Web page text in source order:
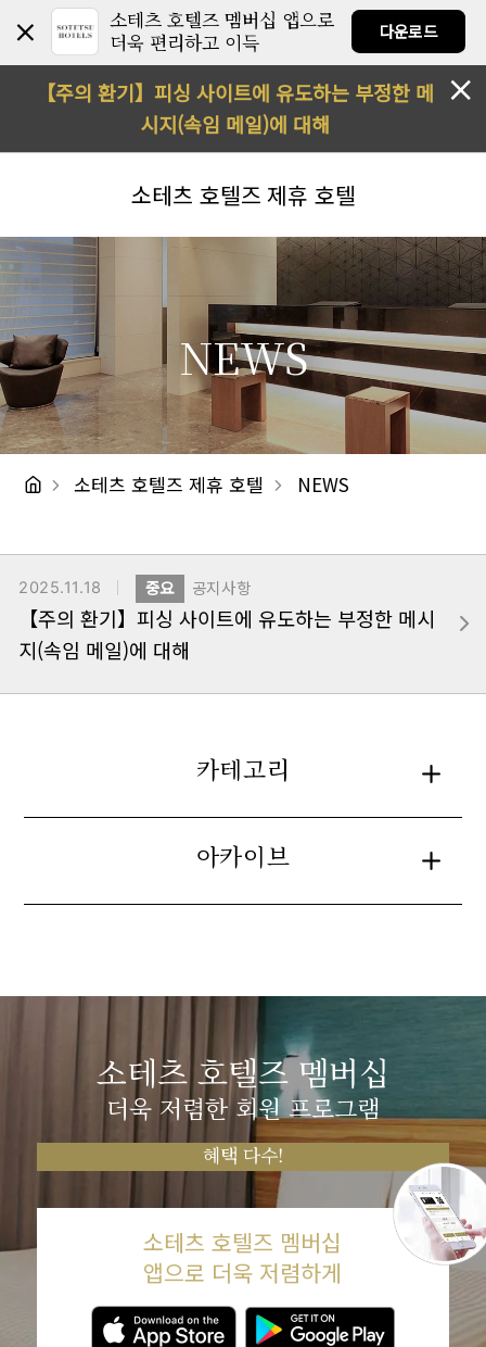
소테츠 호텔즈 멤버십 앱으로
더욱 편리하고 이득
다운로드
【주의 환기】피싱 사이트에 유도하는 부정한 메
시지(속임 메일)에 대해
소테츠 호텔즈 제휴 호텔
NEWS
소테츠 호텔즈 제휴 호텔 NEWS
2025.11.18 중요 공지사항
【주의 환기】피싱 사이트에 유도하는 부정한 메시
지(속임 메일)에 대해
카테고리
아카이브
소테츠 호텔즈 멤버십
더욱 저렴한 회원 프로그램
혜택 다수!
소테츠 호텔즈 멤버십
앱으로 더욱 저렴하게